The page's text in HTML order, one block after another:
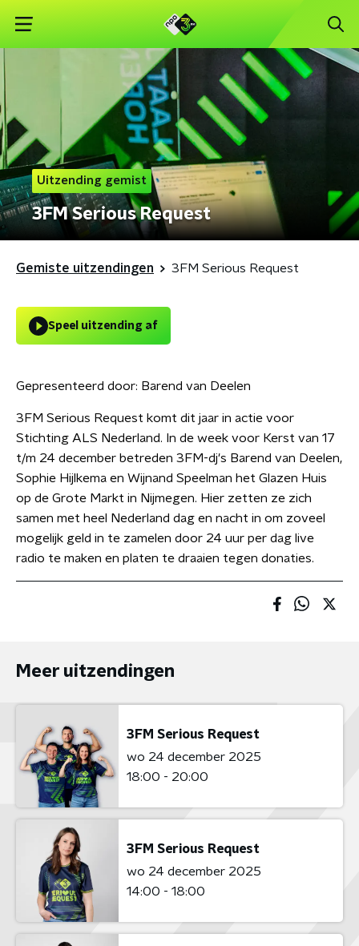
Uitzending gemist
3FM Serious Request
Gemiste uitzendingen 3FM Serious Request
Speel uitzending af
Gepresenteerd door: Barend van Deelen
3FM Serious Request komt dit jaar in actie voor
Stichting ALS Nederland. In de week voor Kerst van 17
t/m 24 december betreden 3FM-dj's Barend van Deelen,
Sophie Hijlkema en Wijnand Speelman het Glazen Huis
op de Grote Markt in Nijmegen. Hier zetten ze zich
samen met heel Nederland dag en nacht in om zoveel
mogelijk geld in te zamelen door 24 uur per dag live
radio te maken en platen te draaien tegen donaties.
Meer uitzendingen
3FM Serious Request
wo 24 december 2025
18:00 - 20:00
3FM Serious Request
wo 24 december 2025
14:00 - 18:00